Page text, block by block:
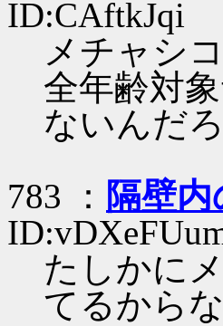
ID:CAftkJqi
メチャシ
全年齢対
ないんだ
783 ： 隔壁
たしかに
てるから